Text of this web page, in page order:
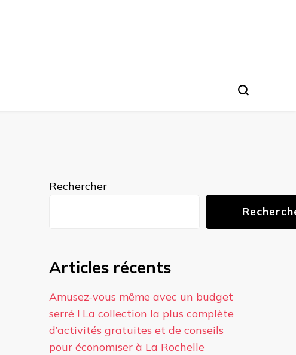
Rechercher
Articles récents
Amusez-vous même avec un budget
serré ! La collection la plus complète
d’activités gratuites et de conseils
pour économiser à La Rochelle